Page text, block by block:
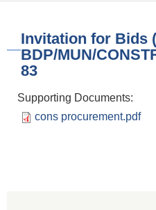
Invitation for Bids
BDP/MUN/
83
Supporting Documents:
cons procurement.pdf